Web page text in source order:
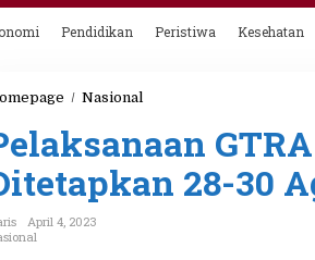
Pendidikan Peristiwa Kesehatan
/ Nasional
l
a
k
s
28-30
April 4, 2023